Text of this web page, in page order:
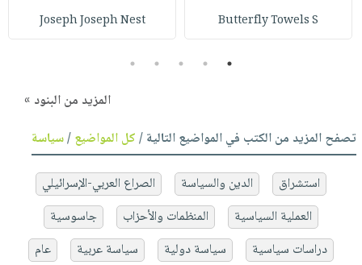
Butterfly Towels S
Joseph Joseph Nest
1
2
3
4
5
المزيد من البنود »
تصفح المزيد من الكتب في المواضيع التالية /كل المواضيع/سياسة
استشراق الدين والسياسة
الصراع العربي-الإسرائيلي
العملية السياسية
المنظمات والأحزاب
جاسوسية
دراسات سياسية
سياسة دولية سياسة عربية
عام